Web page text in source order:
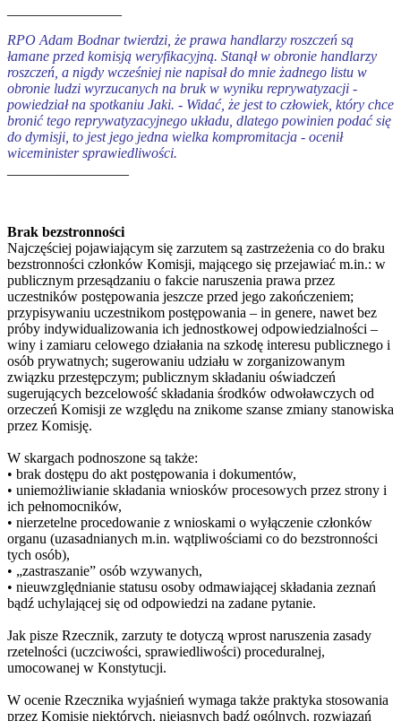
RPO Adam Bodnar twierdzi, że prawa handlarzy roszczeń są
łamane przed komisją weryfikacyjną. Stanął w obronie handlarzy
roszczeń, a nigdy wcześniej nie napisał do mnie żadnego listu w
obronie ludzi wyrzucanych na bruk w wyniku reprywatyzacji -
powiedział na spotkaniu Jaki. - Widać, że jest to człowiek, który chce
bronić tego reprywatyzacyjnego układu, dlatego powinien podać się
do dymisji, to jest jego jedna wielka kompromitacja - ocenił
wiceminister sprawiedliwości.
Brak bezstronności
Najczęściej pojawiającym się zarzutem są zastrzeżenia co do braku
bezstronności członków Komisji, mającego się przejawiać m.in.: w
publicznym przesądzaniu o fakcie naruszenia prawa przez
uczestników postępowania jeszcze przed jego zakończeniem;
przypisywaniu uczestnikom postępowania – in genere, nawet bez
próby indywidualizowania ich jednostkowej odpowiedzialności –
winy i zamiaru celowego działania na szkodę interesu publicznego i
osób prywatnych; sugerowaniu udziału w zorganizowanym
związku przestępczym; publicznym składaniu oświadczeń
sugerujących bezcelowość składania środków odwoławczych od
orzeczeń Komisji ze względu na znikome szanse zmiany stanowiska
przez Komisję.
W skargach podnoszone są także:
• brak dostępu do akt postępowania i dokumentów,
• uniemożliwianie składania wniosków procesowych przez strony i
ich pełnomocników,
• nierzetelne procedowanie z wnioskami o wyłączenie członków
organu (uzasadnianych m.in. wątpliwościami co do bezstronności
tych osób),
• „zastraszanie” osób wzywanych,
• nieuwzględnianie statusu osoby odmawiającej składania zeznań
bądź uchylającej się od odpowiedzi na zadane pytanie.
Jak pisze Rzecznik, zarzuty te dotyczą wprost naruszenia zasady
rzetelności (uczciwości, sprawiedliwości) proceduralnej,
umocowanej w Konstytucji.
W ocenie Rzecznika wyjaśnień wymaga także praktyka stosowania
przez Komisję niektórych, niejasnych bądź ogólnych, rozwiązań